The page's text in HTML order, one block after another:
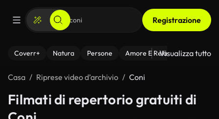
Registrazione
Coverr+ Natura Persone Amore E Relazioni Il
Visualizza tutto
Casa Riprese video d’archivio Coni
Filmati di repertorio gratuiti di